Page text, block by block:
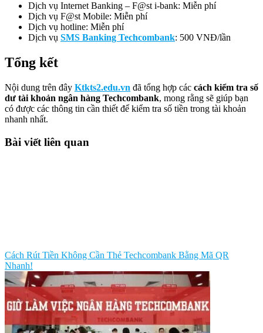
Dịch vụ Internet Banking – F@st i-bank: Miễn phí
Dịch vụ F@st Mobile: Miễn phí
Dịch vụ hotline: Miễn phí
Dịch vụ SMS Banking Techcombank: 500 VNĐ/lần
Tổng kết
Nội dung trên đây Ktkts2.edu.vn đã tổng hợp các cách kiểm tra số
dư tài khoản ngân hàng Techcombank, mong rằng sẽ giúp bạn
có được các thông tin cần thiết để kiểm tra số tiền trong tài khoản
nhanh nhất.
Bài viết liên quan
Cách Rút Tiền Không Cần Thẻ Techcombank Bằng Mã QR
Nhanh!